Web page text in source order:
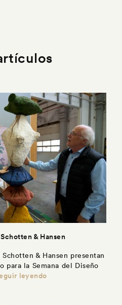
& Hansen
& Hansen presentan
para la Semana del Diseño
leyendo